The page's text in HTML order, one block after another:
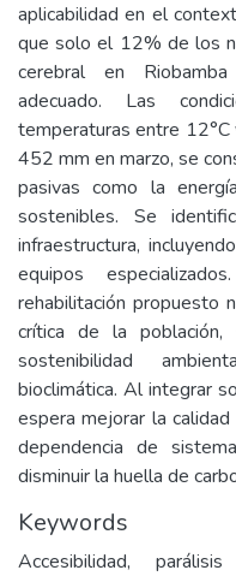
aplicabilidad en el
que solo el 12% de los
cerebral en
adecuado. Las
temperaturas entre
452 mm en marzo, se
pasivas como la
sostenibles. Se
infraestructura,
equipos
rehabilitación propuesto
crítica de la
sostenibilidad
bioclimática. Al integrar
espera mejorar la
dependencia de
disminuir la huella de
Keywords
Accesibilidad,